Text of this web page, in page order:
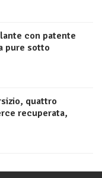
con patente
pure sotto
quattro
recuperata,